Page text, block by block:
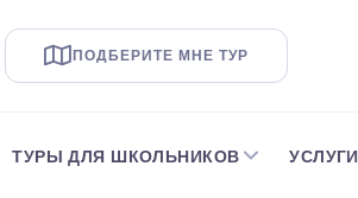
ПОДБЕРИТЕ МНЕ ТУР
ТУРЫ ДЛЯ ШКОЛЬНИКОВ УСЛУГИ